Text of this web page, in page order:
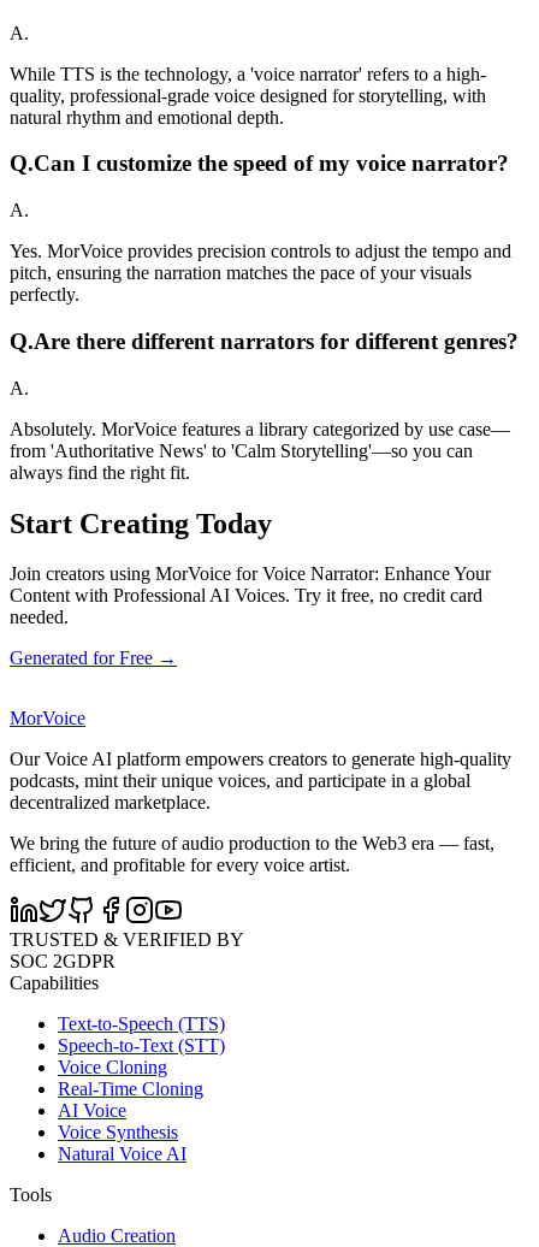
A.
While TTS is the technology, a 'voice narrator' refers to a high-
quality, professional-grade voice designed for storytelling, with
natural rhythm and emotional depth.
Q.Can I customize the speed of my voice narrator?
A.
Yes. MorVoice provides precision controls to adjust the tempo and
pitch, ensuring the narration matches the pace of your visuals
perfectly.
Q.Are there different narrators for different genres?
A.
Absolutely. MorVoice features a library categorized by use case—
from 'Authoritative News' to 'Calm Storytelling'—so you can
always find the right fit.
Start Creating Today
Join creators using MorVoice for Voice Narrator: Enhance Your
Content with Professional AI Voices. Try it free, no credit card
needed.
Generated for Free →
MorVoice
Our Voice AI platform empowers creators to generate high-quality
podcasts, mint their unique voices, and participate in a global
decentralized marketplace.
We bring the future of audio production to the Web3 era — fast,
efficient, and profitable for every voice artist.
TRUSTED & VERIFIED BY
SOC 2GDPR
Capabilities
Text-to-Speech (TTS)
Speech-to-Text (STT)
Voice Cloning
Real-Time Cloning
AI Voice
Voice Synthesis
Natural Voice AI
Tools
Audio Creation